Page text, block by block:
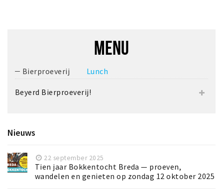
MENU
Bierproeverij Lunch
Beyerd Bierproeverij!
Nieuws
22 september 2025
Tien jaar Bokkentocht Breda — proeven,
wandelen en genieten op zondag 12 oktober 2025